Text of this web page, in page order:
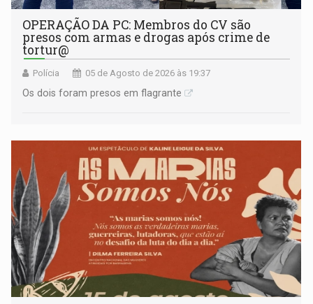
OPERAÇÃO DA PC: Membros do CV são
presos com armas e drogas após crime de
tortur@
Polícia 05 de Agosto de 2026 às 19:37
Os dois foram presos em flagrante